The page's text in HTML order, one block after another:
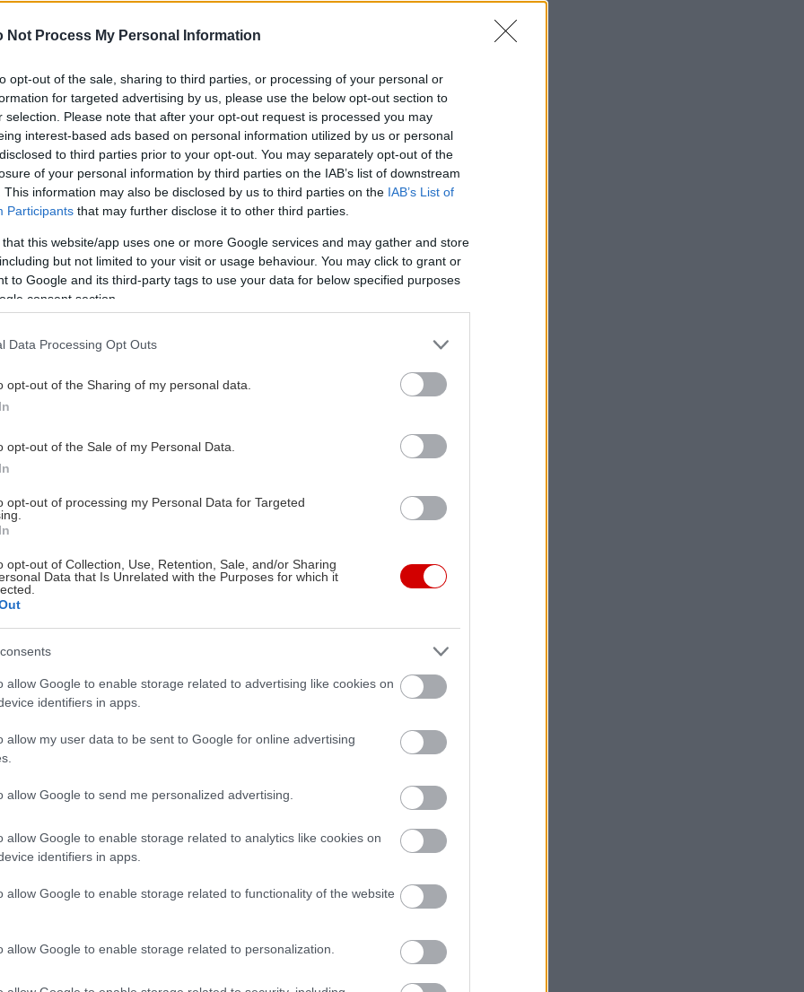
Not Process My Personal Information
opt-out of the sale, sharing to third parties, or processing of your personal or
for targeted advertising by us, please use the below opt-out section to
selection. Please note that after your opt-out request is processed you may
interest-based ads based on personal information utilized by us or personal
to third parties prior to your opt-out. You may separately opt-out of the
of your personal information by third parties on the IAB’s list of downstream
This information may also be disclosed by us to third parties on the IAB’s List of
Participants that may further disclose it to other third parties.
that this website/app uses one or more Google services and may gather and store
but not limited to your visit or usage behaviour. You may click to grant or
to Google and its third-party tags to use your data for below specified purposes
consent section.
Data Processing Opt Outs
opt-out of the Sharing of my personal data.
opt-out of the Sale of my Personal Data.
opt-out of processing my Personal Data for Targeted
opt-out of Collection, Use, Retention, Sale, and/or Sharing
Data that Is Unrelated with the Purposes for which it
allow Google to enable storage related to advertising like cookies on
identifiers in apps.
allow my user data to be sent to Google for online advertising
allow Google to send me personalized advertising.
allow Google to enable storage related to analytics like cookies on
identifiers in apps.
allow Google to enable storage related to functionality of the website
allow Google to enable storage related to personalization.
The Storyville Ragtimers: Α
tribute to Louis Armstrong
στον Κήπο του Μεγάρου
Οι Storyville Ragtimers έρχονται στον Κήπο
του Μεγάρου την Παρασκευή 10 Ιουλίου στις
21:00 για ένα μεγάλο αφιέρωμα στον Λούις
Moby στο Release Athens: Η
ηλεκτρονική ποπ συναντά
Ο Moby έρχεται στην Πλατεία Νερού για μια
Pale Blue Eyes, σε ένα live που έχει ήδη γίνει
και 21 Αυγούστου 2026 στο
Κτήμα Πιθάρι, στην Λίμνη
Τριχωνίδα!
φέρνει μαζί του δύο βραδιές γεμάτες μουσική,
ελληνικής σκηνής.